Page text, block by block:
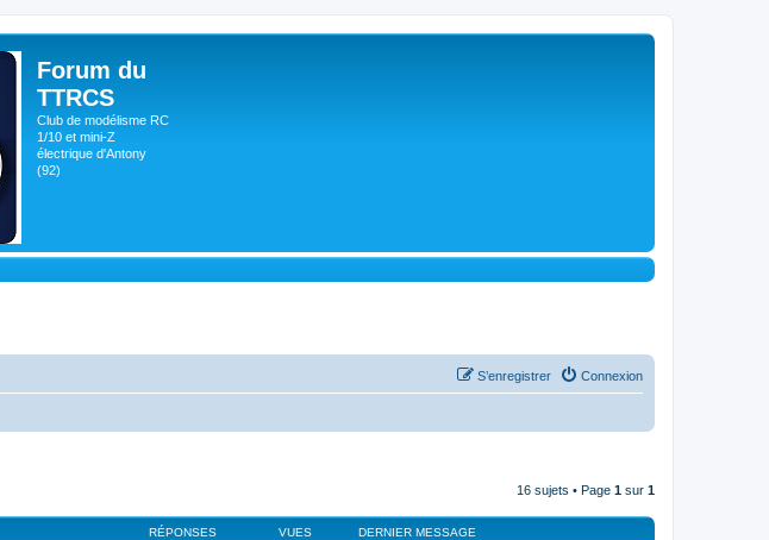
Forum du
TTRCS
Club de modélisme RC
1/10 et mini-Z
électrique d'Antony
(92)
Connexion
S’enregistrer
16 sujets • Page 1 sur 1
RÉPONSES VUES DERNIER MESSAGE